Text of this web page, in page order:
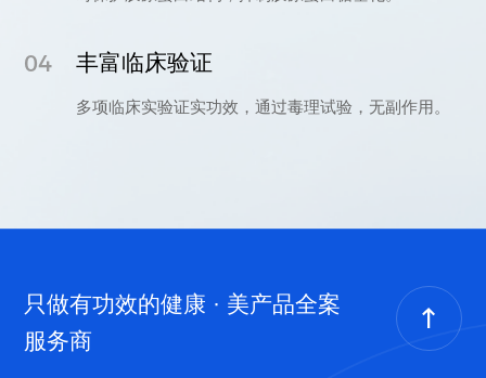
04 丰富临床验证
多项临床实验证实功效，通过毒理试验，无副作用。
只做有功效的健康 · 美产品全案
服务商